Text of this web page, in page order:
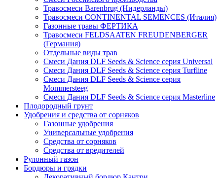
Травосмеси Barenbrug (Нидерланды)
Травосмеси CONTINENTAL SEMENCES (Италия)
Газонные травы ФЕРТИКА
Травосмеси FELDSAATEN FREUDENBERGER
(Германия)
Отдельные виды трав
Смеси Дания DLF Seeds & Sciеnce серия Universal
Смеси Дания DLF Seeds & Sciеnce серия Turfline
Смеси Дания DLF Seeds & Sciеnce серия
Mommersteeg
Смеси Дания DLF Seeds & Sciеnce серия Masterline
Плодородный грунт
Удобрения и средства от сорняков
Газонные удобрения
Универсальные удобрения
Средства от сорняков
Средства от вредителей
Рулонный газон
Бордюры и грядки